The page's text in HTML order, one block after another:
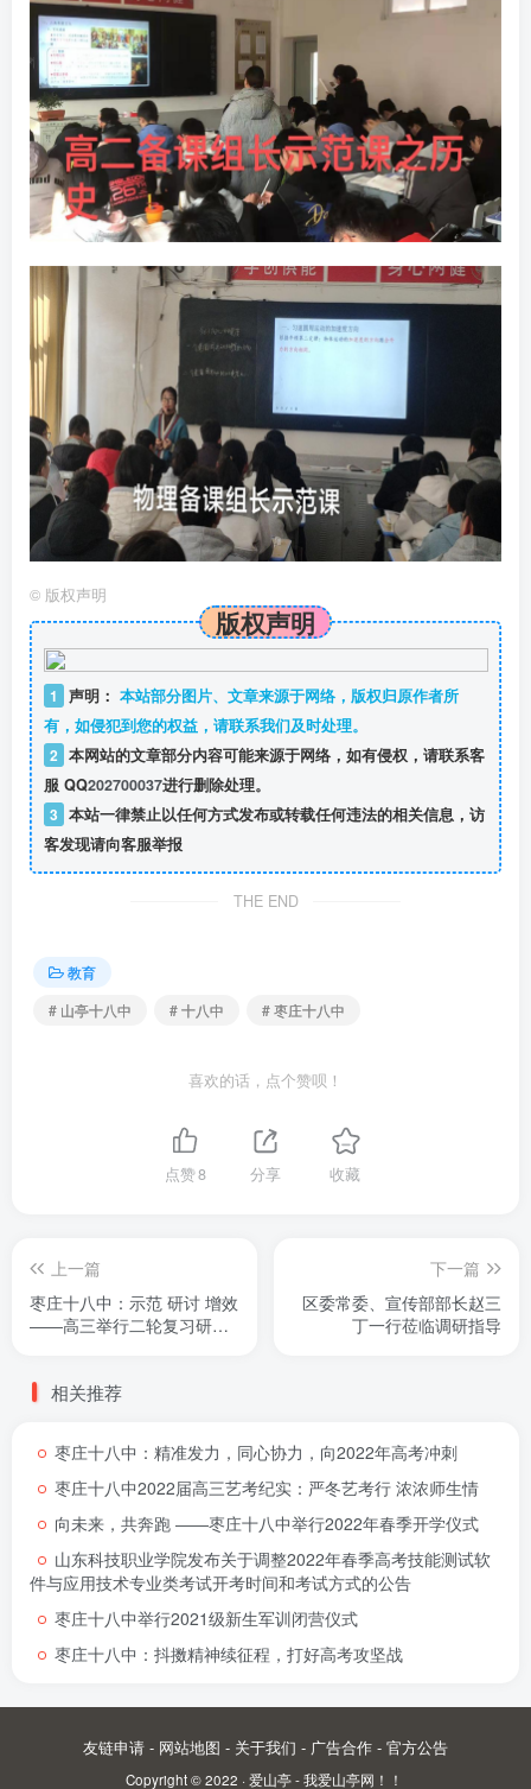
© 版权声明
版权声明
1 声明： 本站部分图片、文章来源于网络，版权归原作者所
有，如侵犯到您的权益，请联系我们及时处理。
2 本网站的文章部分内容可能来源于网络，如有侵权，请联系客
服 QQ202700037进行删除处理。
3 本站一律禁止以任何方式发布或转载任何违法的相关信息，访
客发现请向客服举报
THE END
教育
# 山亭十八中
# 十八中 # 枣庄十八中
喜欢的话，点个赞呗！
点赞8 分享 收藏
上一篇
枣庄十八中：示范 研讨 增效
――高三举行二轮复习研讨
下一篇
区委常委、宣传部部长赵三
丁一行莅临调研指导
相关推荐
枣庄十八中：精准发力，同心协力，向2022年高考冲刺
枣庄十八中2022届高三艺考纪实：严冬艺考行 浓浓师生情
向未来，共奔跑 ――枣庄十八中举行2022年春季开学仪式
山东科技职业学院发布关于调整2022年春季高考技能测试软
件与应用技术专业类考试开考时间和考试方式的公告
枣庄十八中举行2021级新生军训闭营仪式
枣庄十八中：抖擞精神续征程，打好高考攻坚战
友链申请 - 网站地图 - 关于我们 - 广告合作 - 官方公告
Copyright © 2022 · 爱山亭 - 我爱山亭网！！